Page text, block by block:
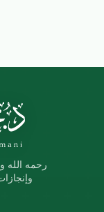
رحمه الله